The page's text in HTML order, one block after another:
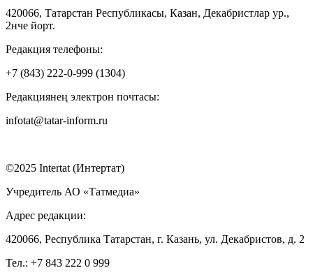
420066, Татарстан Республикасы, Казан, Декабристлар ур.,
2нче йорт.
Редакция телефоны:
+7 (843) 222-0-999 (1304)
Редакциянең электрон почтасы:
infotat@tatar-inform.ru
©2025 Intertat (Интертат)
Учредитель АО «Татмедиа»
Адрес редакции:
420066, Республика Татарстан, г. Казань, ул. Декабристов, д. 2
Тел.: +7 843 222 0 999